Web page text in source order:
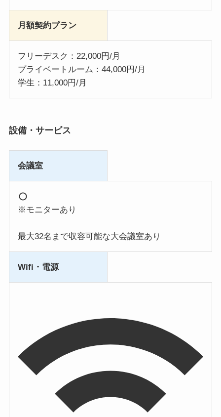
月額契約プラン
フリーデスク：22,000円/月
プライベートルーム：44,000円/月
学生：11,000円/月
設備・サービス
会議室
※モニターあり
最大32名まで収容可能な大会議室あり
Wifi・電源